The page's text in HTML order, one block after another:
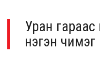
Уран
нэгэн чимэг